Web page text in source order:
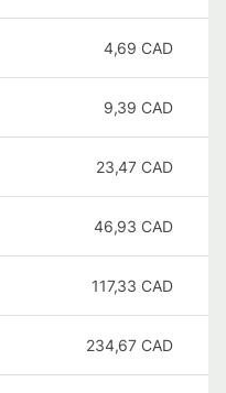
4,69 CAD
9,39 CAD
23,47 CAD
46,93 CAD
117,33 CAD
234,67 CAD